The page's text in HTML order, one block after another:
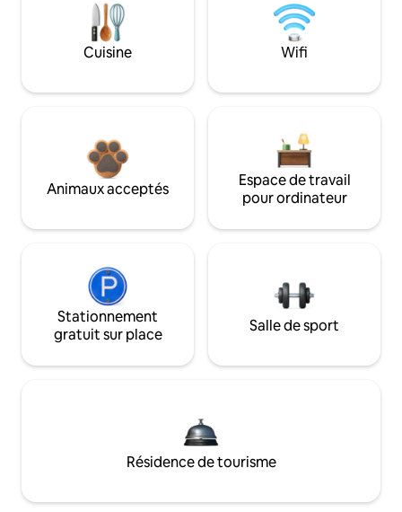
Cuisine Wifi
Animaux acceptés
Espace de travail
pour ordinateur
Stationnement
gratuit sur place
Salle de sport
Résidence de tourisme